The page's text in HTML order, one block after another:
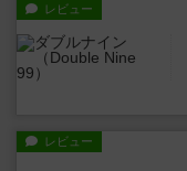
レビュー
レビュー